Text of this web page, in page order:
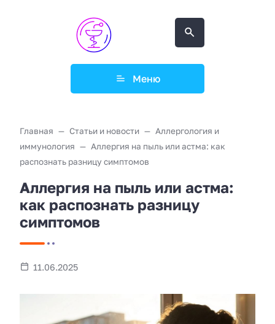
Меню
Главная Статьи и новости
Аллергология и
иммунология
Аллергия на пыль или астма: как
распознать разницу симптомов
Аллергия на пыль или астма:
как распознать разницу
симптомов
11.06.2025